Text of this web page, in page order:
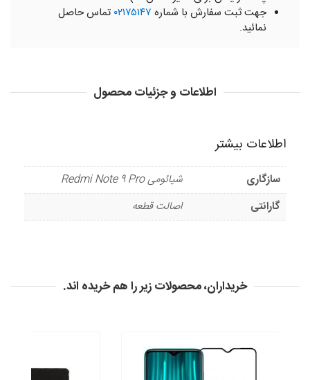
جهت ثبت سفارش با شماره ۰۲۱۷۵۱۴۷ تماس حاصل
نمائید.
اطلاعات و جزئیات محصول
اطلاعات بیشتر
سازگاری
شیائومی Redmi Note 9 Pro
گارانتی
اصالت قطعه
خریداران، محصولات زیر را هم خریده اند.